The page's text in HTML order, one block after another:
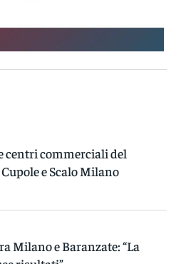
centri commerciali del
e Scalo Milano
Milano e Baranzate: “La